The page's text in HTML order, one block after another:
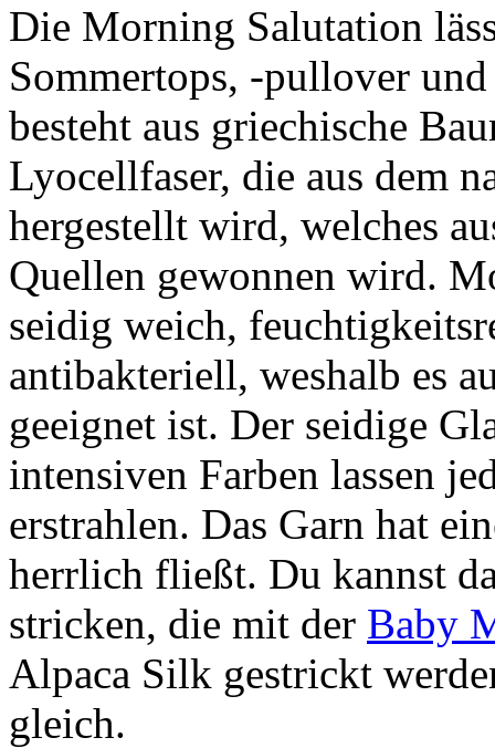
Die Morning Salutation
Sommertops, -pullover
besteht aus griechische
Lyocellfaser, die aus dem
hergestellt wird, welches
Quellen gewonnen wird.
seidig weich,
antibakteriell, weshalb es
geeignet ist. Der seidige
intensiven Farben lassen
erstrahlen. Das Garn hat
herrlich fließt. Du kannst
stricken, die mit der Baby
Alpaca Silk gestrickt
gleich.